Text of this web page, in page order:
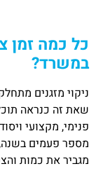
כל כמה זמן
במשרד?
ניקוי מזגנים
שאת זה כנראה
פנימי, מקצועי
מספר פעמים
מגביר את כמות